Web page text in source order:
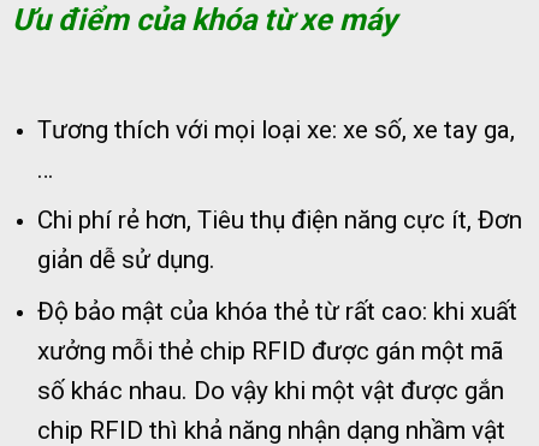
Ưu điểm của khóa từ xe máy
Tương thích với mọi loại xe: xe số, xe tay ga,
…
Chi phí rẻ hơn, Tiêu thụ điện năng cực ít, Đơn
giản dễ sử dụng.
Độ bảo mật của khóa thẻ từ rất cao: khi xuất
xưởng mỗi thẻ chip RFID được gán một mã
số khác nhau. Do vậy khi một vật được gắn
chip RFID thì khả năng nhận dạng nhầm vật